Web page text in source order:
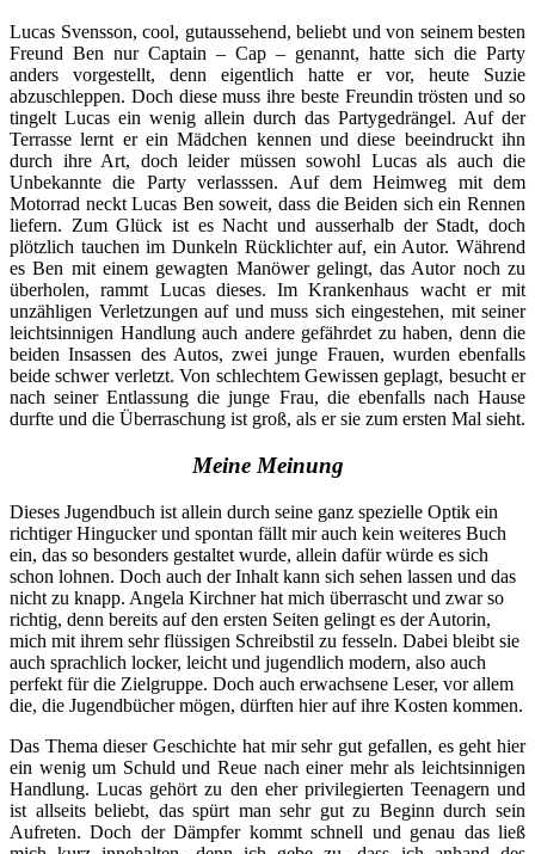
Lucas Svensson, cool, gutaussehend, beliebt und von seinem besten
Freund Ben nur Captain – Cap – genannt, hatte sich die Party
anders vorgestellt, denn eigentlich hatte er vor, heute Suzie
abzuschleppen. Doch diese muss ihre beste Freundin trösten und so
tingelt Lucas ein wenig allein durch das Partygedrängel. Auf der
Terrasse lernt er ein Mädchen kennen und diese beeindruckt ihn
durch ihre Art, doch leider müssen sowohl Lucas als auch die
Unbekannte die Party verlasssen. Auf dem Heimweg mit dem
Motorrad neckt Lucas Ben soweit, dass die Beiden sich ein Rennen
liefern. Zum Glück ist es Nacht und ausserhalb der Stadt, doch
plötzlich tauchen im Dunkeln Rücklichter auf, ein Autor. Während
es Ben mit einem gewagten Manöwer gelingt, das Autor noch zu
überholen, rammt Lucas dieses. Im Krankenhaus wacht er mit
unzähligen Verletzungen auf und muss sich eingestehen, mit seiner
leichtsinnigen Handlung auch andere gefährdet zu haben, denn die
beiden Insassen des Autos, zwei junge Frauen, wurden ebenfalls
beide schwer verletzt. Von schlechtem Gewissen geplagt, besucht er
nach seiner Entlassung die junge Frau, die ebenfalls nach Hause
durfte und die Überraschung ist groß, als er sie zum ersten Mal sieht.
Meine Meinung
Dieses Jugendbuch ist allein durch seine ganz spezielle Optik ein
richtiger Hingucker und spontan fällt mir auch kein weiteres Buch
ein, das so besonders gestaltet wurde, allein dafür würde es sich
schon lohnen. Doch auch der Inhalt kann sich sehen lassen und das
nicht zu knapp. Angela Kirchner hat mich überrascht und zwar so
richtig, denn bereits auf den ersten Seiten gelingt es der Autorin,
mich mit ihrem sehr flüssigen Schreibstil zu fesseln. Dabei bleibt sie
auch sprachlich locker, leicht und jugendlich modern, also auch
perfekt für die Zielgruppe. Doch auch erwachsene Leser, vor allem
die, die Jugendbücher mögen, dürften hier auf ihre Kosten kommen.
Das Thema dieser Geschichte hat mir sehr gut gefallen, es geht hier
ein wenig um Schuld und Reue nach einer mehr als leichtsinnigen
Handlung. Lucas gehört zu den eher privilegierten Teenagern und
ist allseits beliebt, das spürt man sehr gut zu Beginn durch sein
Aufreten. Doch der Dämpfer kommt schnell und genau das ließ